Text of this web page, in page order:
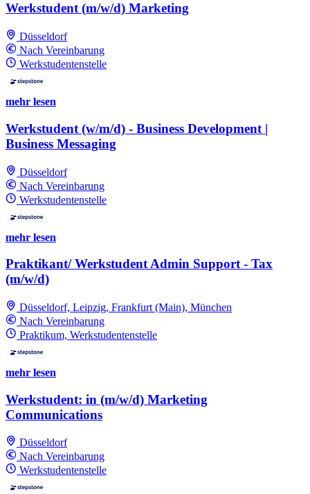
Werkstudent (m/w/d) Marketing
Düsseldorf
Nach Vereinbarung
Werkstudentenstelle
mehr lesen
Werkstudent (w/m/d) - Business Development |
Business Messaging
Düsseldorf
Nach Vereinbarung
Werkstudentenstelle
mehr lesen
Praktikant/ Werkstudent Admin Support - Tax
(m/w/d)
Düsseldorf, Leipzig, Frankfurt (Main), München
Nach Vereinbarung
Praktikum, Werkstudentenstelle
mehr lesen
Werkstudent: in (m/w/d) Marketing
Communications
Düsseldorf
Nach Vereinbarung
Werkstudentenstelle